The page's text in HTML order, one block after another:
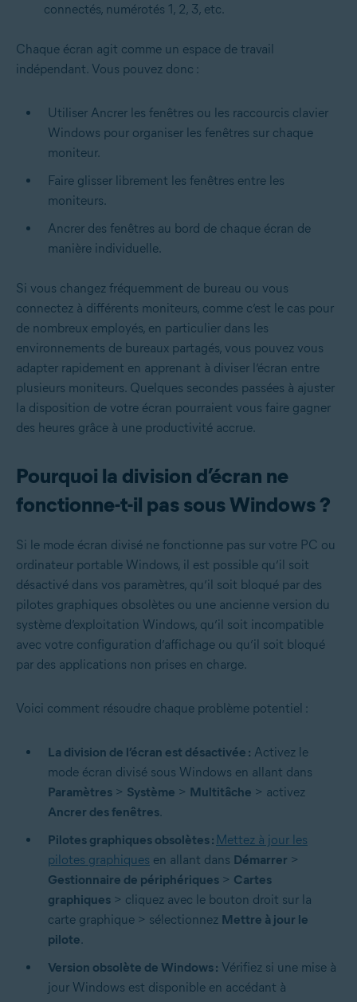
connectés, numérotés 1, 2, 3, etc.
Chaque écran agit comme un espace de travail
indépendant. Vous pouvez donc :
Utiliser Ancrer les fenêtres ou les raccourcis clavier
Windows pour organiser les fenêtres sur chaque
moniteur.
Faire glisser librement les fenêtres entre les
moniteurs.
Ancrer des fenêtres au bord de chaque écran de
manière individuelle.
Si vous changez fréquemment de bureau ou vous
connectez à différents moniteurs, comme c’est le cas pour
de nombreux employés, en particulier dans les
environnements de bureaux partagés, vous pouvez vous
adapter rapidement en apprenant à diviser l’écran entre
plusieurs moniteurs. Quelques secondes passées à ajuster
la disposition de votre écran pourraient vous faire gagner
des heures grâce à une productivité accrue.
Pourquoi la division d’écran ne
fonctionne-t-il pas sous Windows ?
Si le mode écran divisé ne fonctionne pas sur votre PC ou
ordinateur portable Windows, il est possible qu’il soit
désactivé dans vos paramètres, qu’il soit bloqué par des
pilotes graphiques obsolètes ou une ancienne version du
système d’exploitation Windows, qu’il soit incompatible
avec votre configuration d’affichage ou qu’il soit bloqué
par des applications non prises en charge.
Voici comment résoudre chaque problème potentiel :
La division de l’écran est désactivée : Activez le
mode écran divisé sous Windows en allant dans
Paramètres > Système > Multitâche > activez
Ancrer des fenêtres.
Pilotes graphiques obsolètes : Mettez à jour les
pilotes graphiques en allant dans Démarrer >
Gestionnaire de périphériques > Cartes
graphiques > cliquez avec le bouton droit sur la
carte graphique > sélectionnez Mettre à jour le
pilote.
Version obsolète de Windows : Vérifiez si une mise à
jour Windows est disponible en accédant à